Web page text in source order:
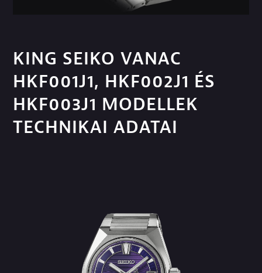
KING SEIKO VANAC
HKF001J1, HKF002J1 ÉS
HKF003J1 MODELLEK
TECHNIKAI ADATAI